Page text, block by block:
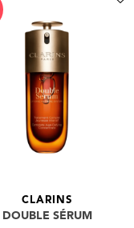
CLARINS
DOUBLE SÉRUM